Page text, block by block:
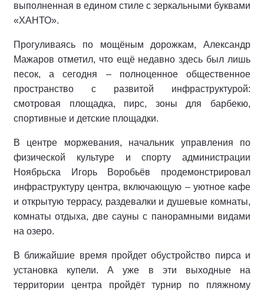
выполненная в едином стиле с зеркальными буквами
«ХАНТО».
Прогуливаясь по мощёным дорожкам, Александр
Мажаров отметил, что ещё недавно здесь был лишь
песок, а сегодня – полноценное общественное
пространство с развитой инфраструктурой:
смотровая площадка, пирс, зоны для барбекю,
спортивные и детские площадки.
В центре моржевания, начальник управления по
физической культуре и спорту администрации
Ноябрьска Игорь Воробьёв продемонстрировал
инфраструктуру центра, включающую – уютное кафе
и открытую террасу, раздевалки и душевые комнаты,
комнаты отдыха, две сауны с панорамными видами
на озеро.
В ближайшие время пройдет обустройство пирса и
установка купели. А уже в эти выходные на
территории центра пройдёт турнир по пляжному